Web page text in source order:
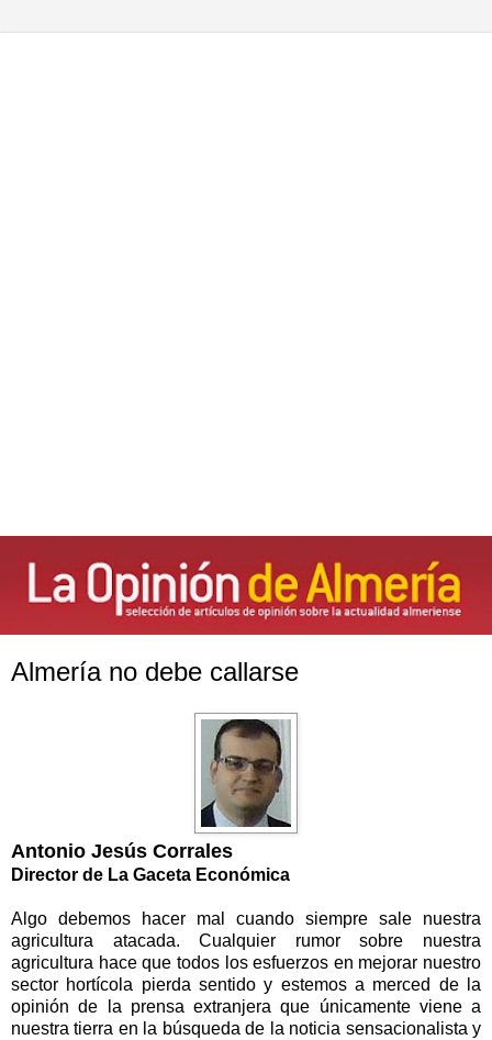
Almería no debe callarse
Antonio Jesús Corrales
Director de La Gaceta Económica
Algo debemos hacer mal cuando siempre sale nuestra
agricultura atacada. Cualquier rumor sobre nuestra
agricultura hace que todos los esfuerzos en mejorar nuestro
sector hortícola pierda sentido y estemos a merced de la
opinión de la prensa extranjera que únicamente viene a
nuestra tierra en la búsqueda de la noticia sensacionalista y